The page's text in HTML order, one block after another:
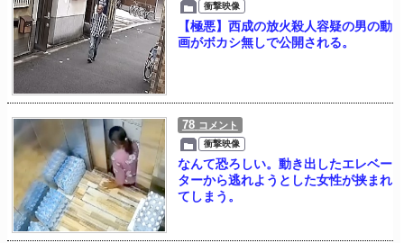
衝撃映像
【極悪】西成の放火殺人容疑の男の動
画がボカシ無しで公開される。
78 コメント
衝撃映像
なんて恐ろしい。動き出したエレベー
ターから逃れようとした女性が挟まれ
てしまう。